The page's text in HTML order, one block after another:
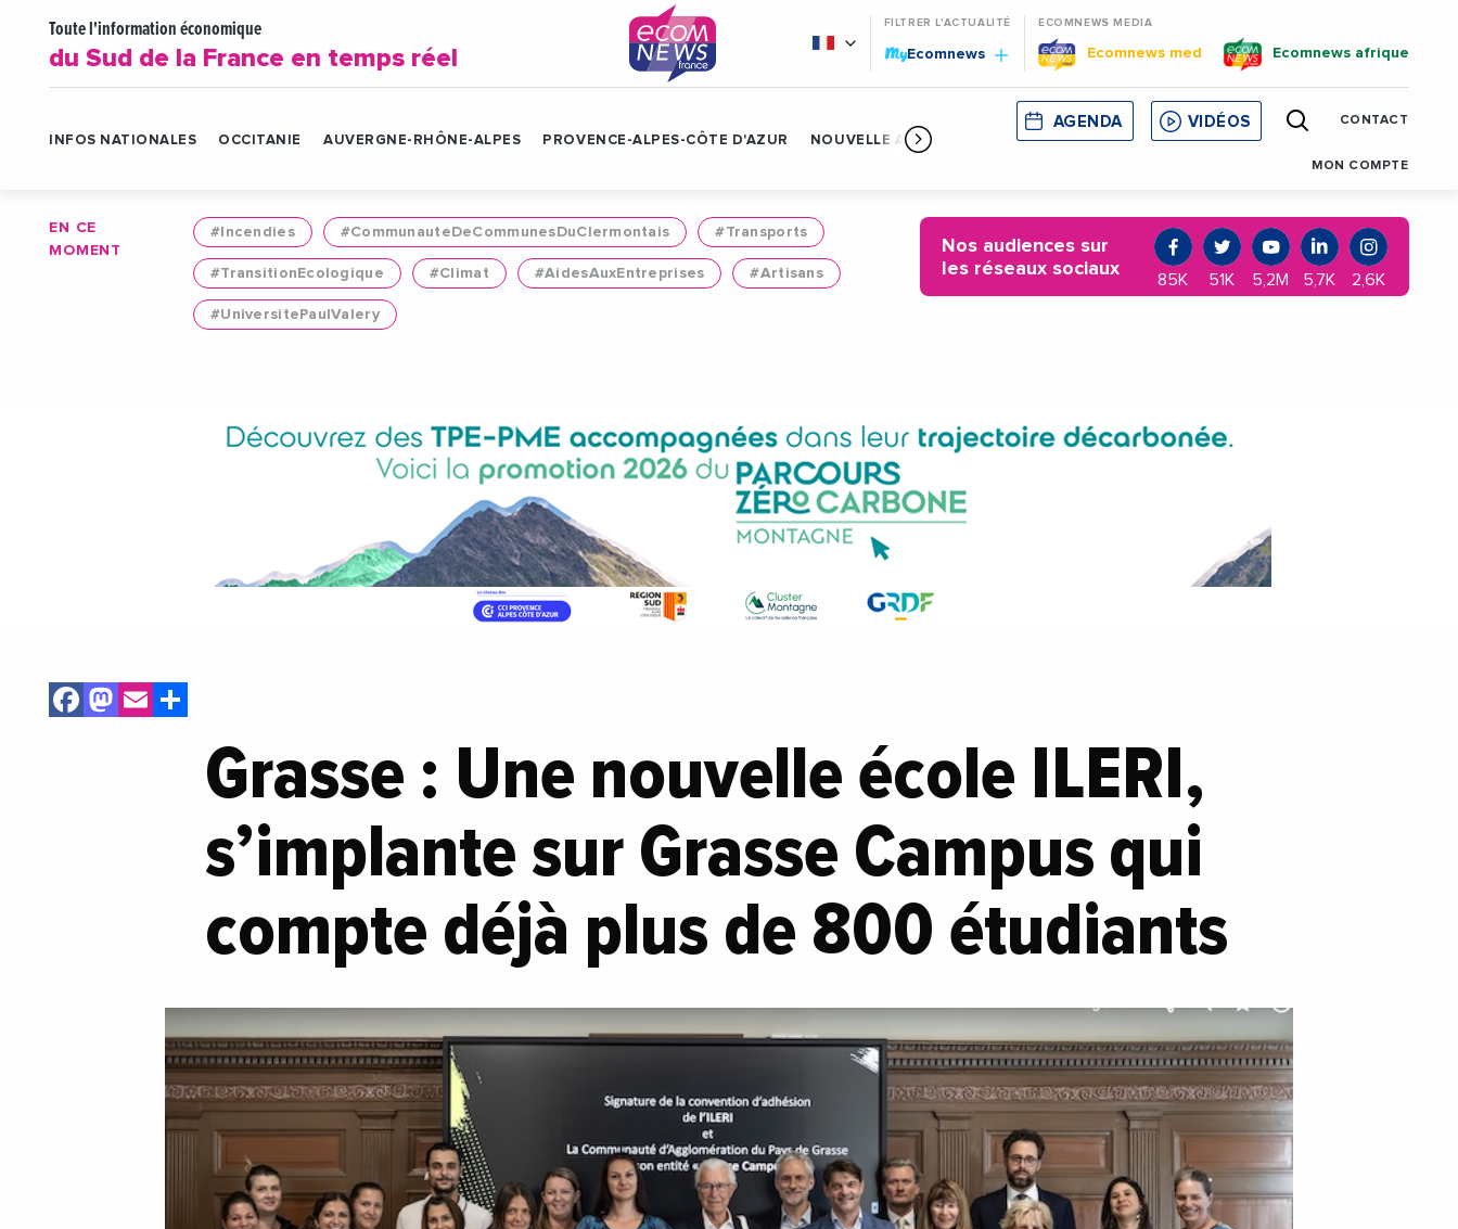
Toute l'information économique
du Sud de la France en temps réel
FILTRER L'ACTUALITÉ
MyEcomnews
ECOMNEWS MEDIA
Ecomnews med Ecomnews afrique
INFOS NATIONALES OCCITANIE AUVERGNE-RHÔNE-ALPES PROVENCE-ALPES-CÔTE D'AZUR NOUVELLE AQUITAINE CORSE MONACO CATALOGNE
AGENDA VIDÉOS CONTACT
MON COMPTE
EN CE
MOMENT
#Incendies #CommunauteDeCommunesDuClermontais #Transports
#TransitionEcologique #Climat #AidesAuxEntreprises #Artisans
#UniversitePaulValery
Nos audiences sur
les réseaux sociaux
85K 51K 5,2M 5,7K 2,6K
Facebook
Mastodon
Email
Grasse : Une nouvelle école ILERI,
s’implante sur Grasse Campus qui
compte déjà plus de 800 étudiants